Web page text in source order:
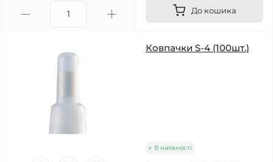
До кошика
Ковпачки S-4 (100шт.)
В наявності